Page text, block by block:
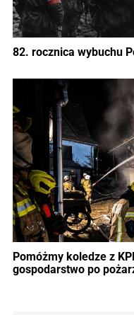
82. rocznica wybuchu
Pomóżmy koledze z
gospodarstwo po